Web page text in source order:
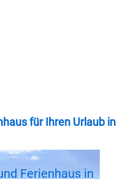
für Ihren Urlaub in
Ferienhaus in